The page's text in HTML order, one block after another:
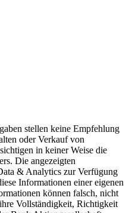
stellen keine Empfehlung
oder Verkauf von
in keiner Weise die
Die angezeigten
& Analytics zur Verfügung
Informationen einer eigenen
können falsch, nicht
Vollständigkeit, Richtigkeit